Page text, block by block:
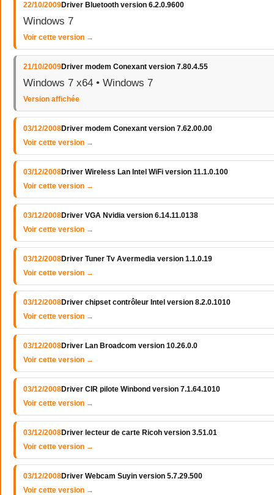
22/10/2009Driver Bluetooth version 6.2.0.9600
Windows 7
Voir cette version →
21/10/2009Driver modem Conexant version 7.80.4.55
Windows 7 x64 • Windows 7
Version affichée
03/12/2008Driver modem Conexant version 7.62.00.00
Voir cette version →
03/12/2008Driver Wireless Lan Intel WiFi version 11.1.0.100
Voir cette version →
03/12/2008Driver VGA Nvidia version 6.14.11.0138
Voir cette version →
03/12/2008Driver Tuner Tv Avermedia version 1.1.0.19
Voir cette version →
03/12/2008Driver chipset contrôleur Intel version 8.2.0.1010
Voir cette version →
03/12/2008Driver Lan Broadcom version 10.26.0.0
Voir cette version →
03/12/2008Driver CIR pilote Winbond version 7.1.64.1010
Voir cette version →
03/12/2008Driver lecteur de carte Ricoh version 3.51.01
Voir cette version →
03/12/2008Driver Webcam Suyin version 5.7.29.500
Voir cette version →